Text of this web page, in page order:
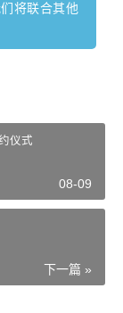
将联合其他
仪式
08-09
下一篇 »